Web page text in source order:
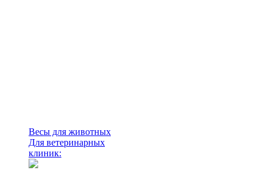
Весы для животных
Для ветеринарных
клиник: